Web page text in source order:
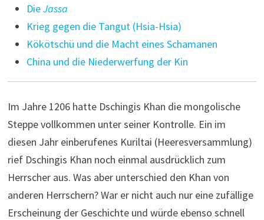
DieJassa
Krieg gegen die Tangut (Hsia-Hsia)
Kökötschü und die Macht eines Schamanen
China und die Niederwerfung der Kin
Im Jahre 1206 hatte Dschingis Khan die mongolische
Steppe vollkommen unter seiner Kontrolle. Ein im
diesen Jahr einberufenes Kuriltai (Heeresversammlung)
rief Dschingis Khan noch einmal ausdrücklich zum
Herrscher aus. Was aber unterschied den Khan von
anderen Herrschern? War er nicht auch nur eine zufällige
Erscheinung der Geschichte und würde ebenso schnell